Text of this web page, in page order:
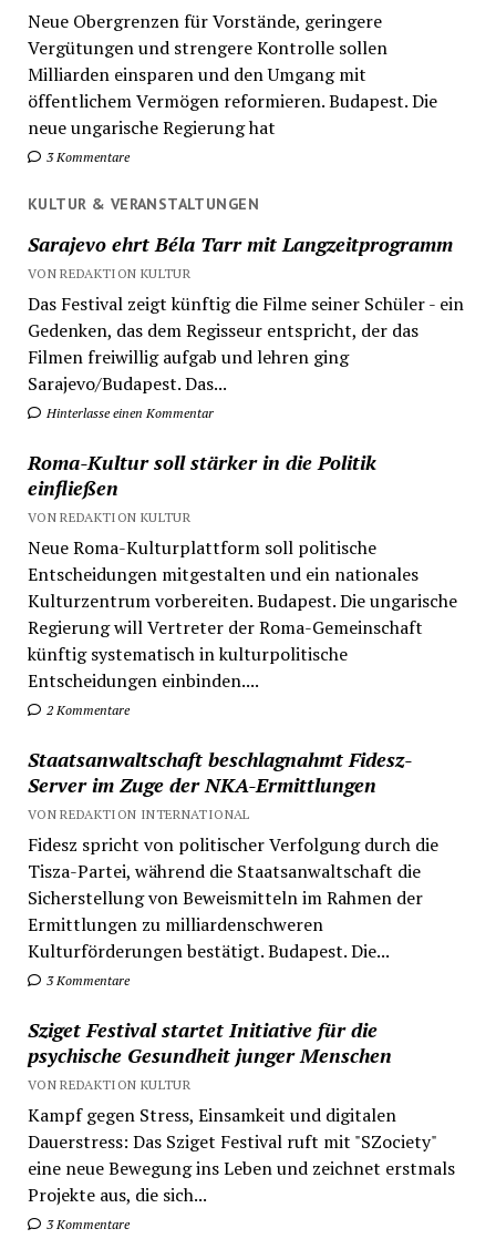
Neue Obergrenzen für Vorstände, geringere
Vergütungen und strengere Kontrolle sollen
Milliarden einsparen und den Umgang mit
öffentlichem Vermögen reformieren. Budapest. Die
neue ungarische Regierung hat
3 Kommentare
KULTUR & VERANSTALTUNGEN
Sarajevo ehrt Béla Tarr mit Langzeitprogramm
VON REDAKTION KULTUR
Das Festival zeigt künftig die Filme seiner Schüler - ein
Gedenken, das dem Regisseur entspricht, der das
Filmen freiwillig aufgab und lehren ging
Sarajevo/Budapest. Das...
Hinterlasse einen Kommentar
Roma-Kultur soll stärker in die Politik
einfließen
VON REDAKTION KULTUR
Neue Roma-Kulturplattform soll politische
Entscheidungen mitgestalten und ein nationales
Kulturzentrum vorbereiten. Budapest. Die ungarische
Regierung will Vertreter der Roma-Gemeinschaft
künftig systematisch in kulturpolitische
Entscheidungen einbinden....
2 Kommentare
Staatsanwaltschaft beschlagnahmt Fidesz-
Server im Zuge der NKA-Ermittlungen
VON REDAKTION INTERNATIONAL
Fidesz spricht von politischer Verfolgung durch die
Tisza-Partei, während die Staatsanwaltschaft die
Sicherstellung von Beweismitteln im Rahmen der
Ermittlungen zu milliardenschweren
Kulturförderungen bestätigt. Budapest. Die...
3 Kommentare
Sziget Festival startet Initiative für die
psychische Gesundheit junger Menschen
VON REDAKTION KULTUR
Kampf gegen Stress, Einsamkeit und digitalen
Dauerstress: Das Sziget Festival ruft mit "SZociety"
eine neue Bewegung ins Leben und zeichnet erstmals
Projekte aus, die sich...
3 Kommentare